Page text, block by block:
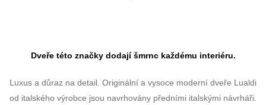
Dveře této značky dodají šmrnc každému interiéru.
Luxus a důraz na detail. Originální a vysoce moderní dveře Lualdi
od italského výrobce jsou navrhovány předními italskými návrháři.